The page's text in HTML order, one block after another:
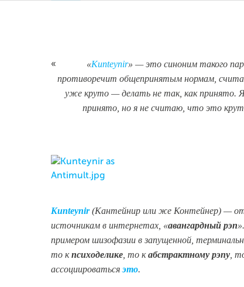
« «Kunteynir» — это синоним такого
противоречит общепринятым нормам,
уже круто — делать не так, как принято.
принято, но я не считаю, что это
Kunteynir(Кантейнир или же Контейнер) —
источникам в интернетах, «авангардный рэп
примером шизофазии в запущенной,
то кпсиходелике , то кабстрактному рэпу ,
ассоциироватьсяэто.